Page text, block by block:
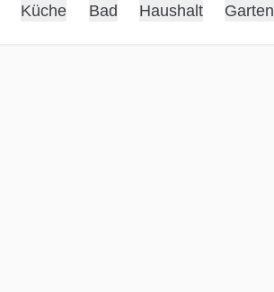
Küche Bad Haushalt Garten